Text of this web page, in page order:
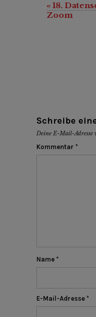
Navigation
« 18.
Zoom
Schreibe
Deine E-Mail-
Kommentar *
Name *
E-Mail-Adresse *